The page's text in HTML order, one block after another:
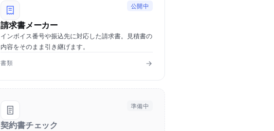
公開中
請求書メーカー
インボイス番号や振込先に対応した請求書。見積書の
内容をそのまま引き継げます。
書類
準備中
契約書チェック